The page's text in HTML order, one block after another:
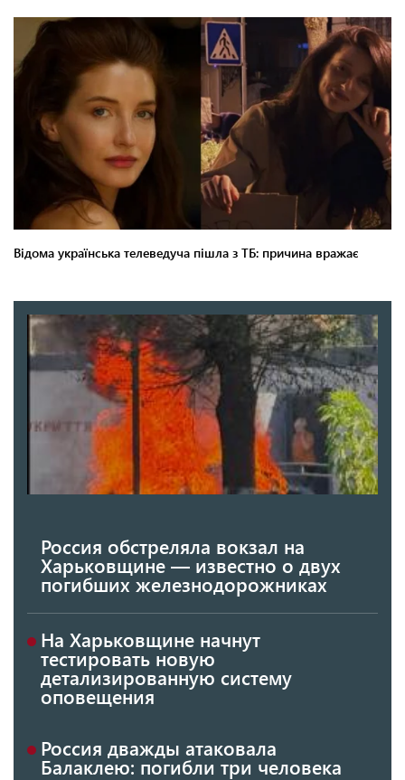
Россия обстреляла вокзал на
Харьковщине — известно о двух
погибших железнодорожниках
На Харьковщине начнут
тестировать новую
детализированную систему
оповещения
Россия дважды атаковала
Балаклею: погибли три человека